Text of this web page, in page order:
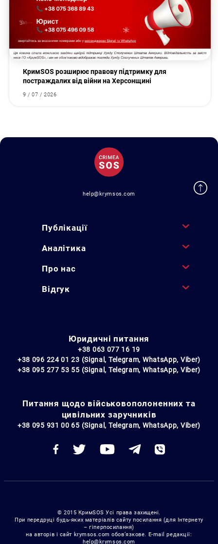
КримSOS розширює правову підтримку для
постраждалих від війни на Херсонщині
9 / 07 / 2026
help@krymsos.com
Публікації
Аналітика
Про нас
Відгук
Юридичні питання
+38 063 077 16 19
+38 096 224 01 23 (Signal, Telegram, WhatsApp, Viber)
+38 095 277 53 55 (Signal, Telegram, WhatsApp, Viber)
Питання щодо військовополоненних та
цивільних заручників
+38 095 931 00 65 (Signal, Telegram, WhatsApp, Viber)
© 2015 КримSOS Усі права захищені.
При передруці будь-яких матеріалів сайту посилання (для Інтернету
– гіперпосилання)
на авторів і сайт krymsos.com обов’язкове. E-mail редакції:
help@krymsos.com